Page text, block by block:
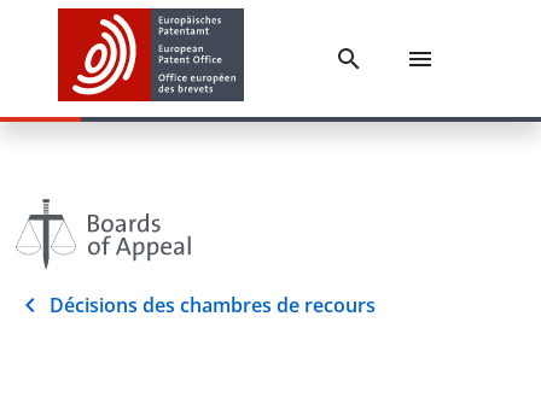
Décisions des chambres de recours